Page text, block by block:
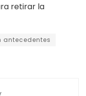
retirar la
antecedentes